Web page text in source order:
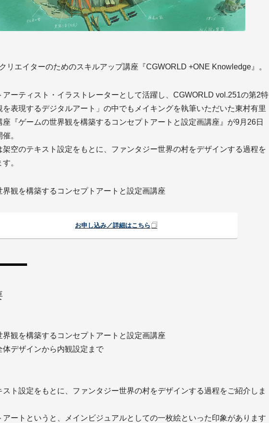
リエイターのためのスキルアップ講座『CGWORLD +ONE Knowledge』。
アーティスト・イラストレーターとして活躍し、CGWORLD vol.251の第2特
を表現するデジタルアート」の中でもメイキングを執筆いただいた東村有里
座『ゲームの世界観を構築するコンセプトアートと設定画講座』が9月26日
。
架空のテキスト設定をもとに、ファンタジー世界の村をデザインする過程を
。
界観を構築するコンセプトアートと設定画講座
お申し込み／詳細はこちら
界観を構築するコンセプトアートと設定画講座
体デザインから内観設定まで
スト設定をもとに、ファンタジー世界の村をデザインする過程をご紹介しま
アートというと、メインビジュアルとしての一枚絵といった印象があります